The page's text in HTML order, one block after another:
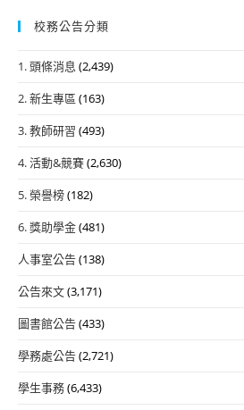
校務公告分類
1. 頭條消息 (2,439)
2. 新生專區 (163)
3. 教師研習 (493)
4. 活動&競賽(2,630)
5. 榮譽榜(182)
6. 獎助學金(481)
人事室公告(138)
公告來文(3,171)
圖書館公告(433)
學務處公告(2,721)
學生事務(6,433)